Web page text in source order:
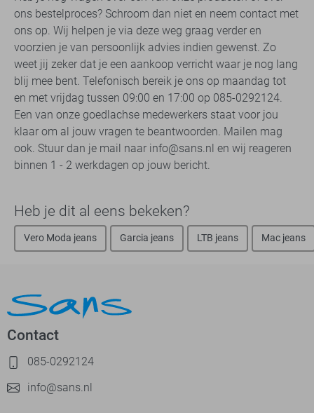
ons bestelproces? Schroom dan niet en neem contact met
ons op. Wij helpen je via deze weg graag verder en
voorzien je van persoonlijk advies indien gewenst. Zo
weet jij zeker dat je een aankoop verricht waar je nog lang
blij mee bent. Telefonisch bereik je ons op maandag tot
en met vrijdag tussen 09:00 en 17:00 op 085-0292124.
Een van onze goedlachse medewerkers staat voor jou
klaar om al jouw vragen te beantwoorden. Mailen mag
ook. Stuur dan je mail naar info@sans.nl en wij reageren
binnen 1 - 2 werkdagen op jouw bericht.
Heb je dit al eens bekeken?
Vero Moda jeans Garcia jeans LTB jeans Mac jeans
Contact
085-0292124
info@sans.nl